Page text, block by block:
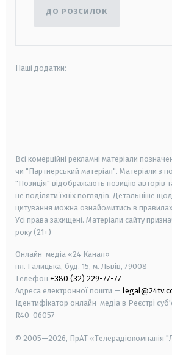
ДО РОЗСИЛОК
Наші додатки:
Всі комерційні рекламні матеріали
чи "Партнерський матеріал". Матеріали з
"Позиція" відображають позицію авторів
не поділяти їхніх поглядів. Детальніше
цитування можна ознайомитись в
Усі права захищені. Матеріали сайту
року (21+)
Онлайн-медіа «24 Канал»
пл. Галицька, буд. 15, м. Львів, 79008
Телефон +380 (32) 229-77-77
Адреса електронної пошти —
Ідентифікатор онлайн-медіа в Реєстрі
R40-06057
© 2005—2026, ПрАТ «Телерадіокомпанія